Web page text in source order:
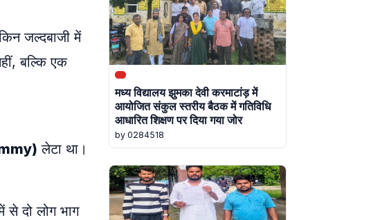
जल्दबाजी में
बल्कि एक
लेटा था।
दो लोग भाग
मध्य विद्यालय झुमका देवी करमाटांड़ में
आयोजित संकुल स्तरीय बैठक में गतिविधि
आधारित शिक्षण पर दिया गया जोर
by 0284518